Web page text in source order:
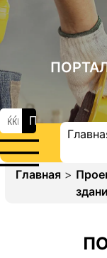
Главная >